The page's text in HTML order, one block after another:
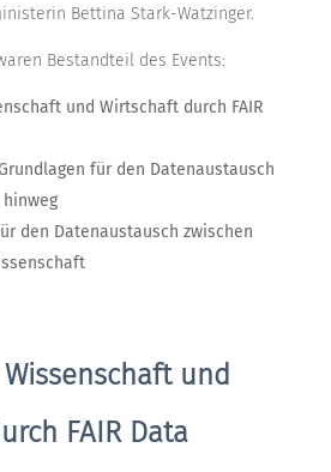
Bettina Stark-Watzinger.
Bestandteil des Events:
und Wirtschaft durch FAIR
für den Datenaustausch
den Datenaustausch zwischen
und
FAIR Data